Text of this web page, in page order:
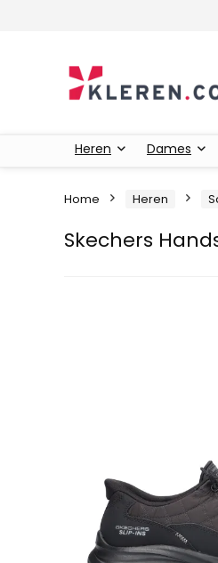
Heren Dames
Home Heren
Skechers